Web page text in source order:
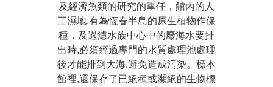
及經濟魚類的研究的重任，館內的人
工濕地,有為恆春半島的原生植物作保
種，及過濾水族中心中的廢海水要排
出時,必須經過專門的水質處理池處理
後才能排到大海,避免造成污染。標本
館裡,還保存了已絕種或瀕絕的生物標